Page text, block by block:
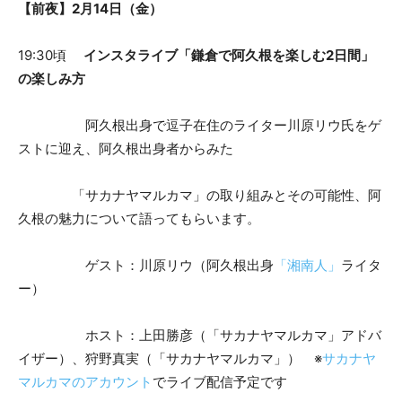
【前夜】2月14日（金）
19:30頃 インスタライブ「鎌倉で阿久根を楽しむ2日間」
の楽しみ方
阿久根出身で逗子在住のライター川原リウ氏をゲ
ストに迎え、阿久根出身者からみた
「サカナヤマルカマ」の取り組みとその可能性、阿
久根の魅力について語ってもらいます。
ゲスト：川原リウ（阿久根出身 「湘南人」 ライタ
ー）
ホスト：上田勝彦（「サカナヤマルカマ」アドバ
イザー）、狩野真実（「サカナヤマルカマ」） ※サカナヤ
マルカマのアカウント でライブ配信予定です